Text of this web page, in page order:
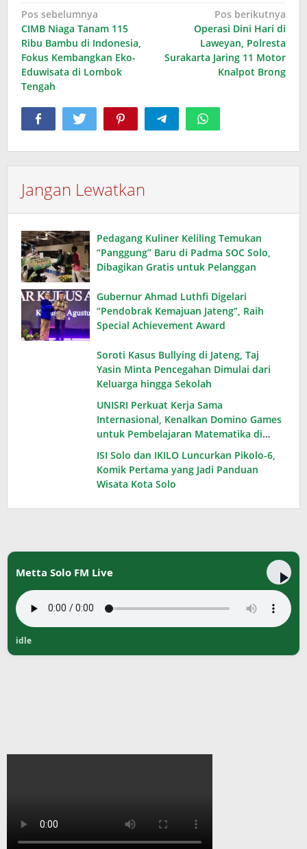
Navigasi
pos
Pos sebelumnya
CIMB Niaga Tanam 115
Ribu Bambu di Indonesia,
Fokus Kembangkan Eko-
Eduwisata di Lombok
Tengah
Pos berikutnya
Operasi Dini Hari di
Laweyan, Polresta
Surakarta Jaring 11 Motor
Knalpot Brong
Jangan Lewatkan
Pedagang Kuliner Keliling Temukan
“Panggung” Baru di Padma SOC Solo,
Dibagikan Gratis untuk Pelanggan
Gubernur Ahmad Luthfi Digelari
“Pendobrak Kemajuan Jateng”, Raih
Special Achievement Award
Soroti Kasus Bullying di Jateng, Taj
Yasin Minta Pencegahan Dimulai dari
Keluarga hingga Sekolah
UNISRI Perkuat Kerja Sama
Internasional, Kenalkan Domino Games
untuk Pembelajaran Matematika di
ISI Solo dan IKILO Luncurkan Pikolo-6,
Komik Pertama yang Jadi Panduan
Wisata Kota Solo
Metta Solo FM Live
idle